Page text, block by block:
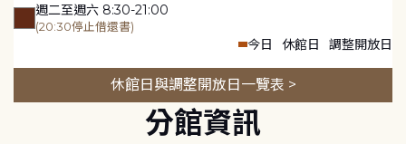
週二至週六 8:30-21:00
(20:30停止借還書)
今日 休館日 調整開放日
休館日與調整開放日一覽表 >
分館資訊